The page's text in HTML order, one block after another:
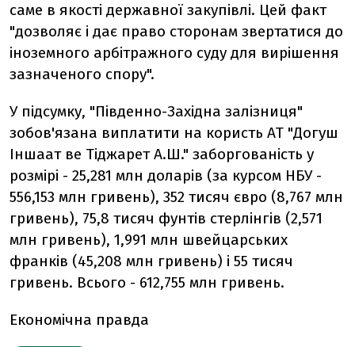
саме в якості державної закупівлі. Цей факт
"дозволяє і дає право сторонам звертатися до
іноземного арбітражного суду для вирішення
зазначеного спору".
У підсумку, "Південно-Західна залізниця"
зобов'язана виплатити на користь АТ "Догуш
Іншаат ве Тіджарет А.Ш." заборгованість у
розмірі - 25,281 млн доларів (за курсом НБУ -
556,153 млн гривень), 352 тисяч євро (8,767 млн
гривень), 75,8 тисяч фунтів стерлінгів (2,571
млн гривень), 1,991 млн швейцарських
франків (45,208 млн гривень) і 55 тисяч
гривень. Всього - 612,755 млн гривень.
Економічна правда